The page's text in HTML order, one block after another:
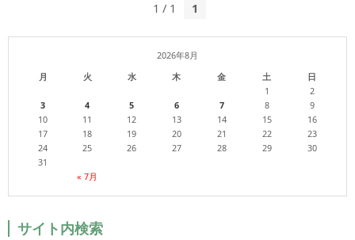
1 / 1 1
2026年8月
月
火 水 木 金 土 日
« 7月
1
2
3
4 5 6 7 8
9
10
11 12 13 14 15
16
17
18 19 20 21 22
23
24
25 26 27 28 29
30
31
サイト内検索